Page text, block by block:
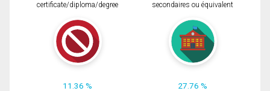
certificate/diploma/degree
11.36 %
secondaires ou équivalent
27.76 %